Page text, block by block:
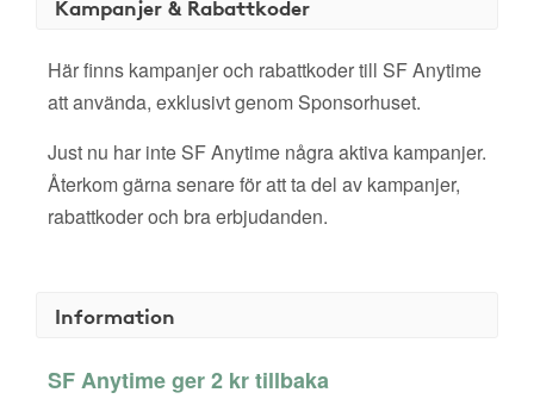
Kampanjer & Rabattkoder
Här finns kampanjer och rabattkoder till SF Anytime
att använda, exklusivt genom Sponsorhuset.
Just nu har inte SF Anytime några aktiva kampanjer.
Återkom gärna senare för att ta del av kampanjer,
rabattkoder och bra erbjudanden.
Information
SF Anytime ger 2 kr tillbaka